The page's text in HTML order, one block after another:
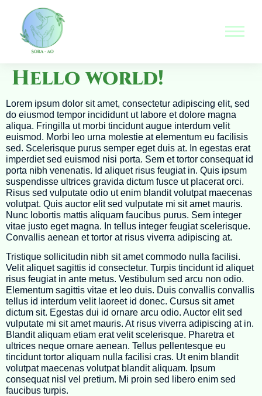
Hello world!
Lorem ipsum dolor sit amet, consectetur adipiscing elit, sed
do eiusmod tempor incididunt ut labore et dolore magna
aliqua. Fringilla ut morbi tincidunt augue interdum velit
euismod. Morbi leo urna molestie at elementum eu facilisis
sed. Scelerisque purus semper eget duis at. In egestas erat
imperdiet sed euismod nisi porta. Sem et tortor consequat id
porta nibh venenatis. Id aliquet risus feugiat in. Quis ipsum
suspendisse ultrices gravida dictum fusce ut placerat orci.
Risus sed vulputate odio ut enim blandit volutpat maecenas
volutpat. Quis auctor elit sed vulputate mi sit amet mauris.
Nunc lobortis mattis aliquam faucibus purus. Sem integer
vitae justo eget magna. In tellus integer feugiat scelerisque.
Convallis aenean et tortor at risus viverra adipiscing at.
Tristique sollicitudin nibh sit amet commodo nulla facilisi.
Velit aliquet sagittis id consectetur. Turpis tincidunt id aliquet
risus feugiat in ante metus. Vestibulum sed arcu non odio.
Elementum sagittis vitae et leo duis. Duis convallis convallis
tellus id interdum velit laoreet id donec. Cursus sit amet
dictum sit. Egestas dui id ornare arcu odio. Auctor elit sed
vulputate mi sit amet mauris. At risus viverra adipiscing at in.
Blandit aliquam etiam erat velit scelerisque. Pharetra et
ultrices neque ornare aenean. Tellus pellentesque eu
tincidunt tortor aliquam nulla facilisi cras. Ut enim blandit
volutpat maecenas volutpat blandit aliquam. Ipsum
consequat nisl vel pretium. Mi proin sed libero enim sed
faucibus turpis.